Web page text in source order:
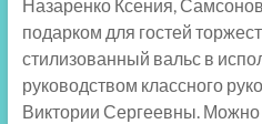
Назаренко Ксения,
подарком для гостей
стилизованный вальс в
руководством классного
Виктории Сергеевны. Можно